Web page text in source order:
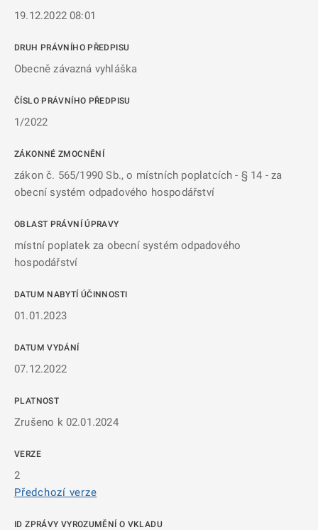
19.12.2022 08:01
DRUH PRÁVNÍHO PŘEDPISU
Obecně závazná vyhláška
ČÍSLO PRÁVNÍHO PŘEDPISU
1/2022
ZÁKONNÉ ZMOCNĚNÍ
zákon č. 565/1990 Sb., o místních poplatcích - § 14 - za
obecní systém odpadového hospodářství
OBLAST PRÁVNÍ ÚPRAVY
místní poplatek za obecní systém odpadového
hospodářství
DATUM NABYTÍ ÚČINNOSTI
01.01.2023
DATUM VYDÁNÍ
07.12.2022
PLATNOST
Zrušeno k 02.01.2024
VERZE
2
Předchozí verze
ID ZPRÁVY VYROZUMĚNÍ O VKLADU